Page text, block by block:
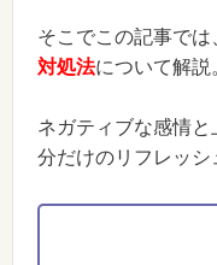
そこでこの記事では
対処法について解説
ネガティブな感情
分だけのリフレッシ